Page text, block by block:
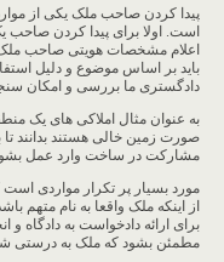
پیدا کردن صاحب ملک یکی از
است. اولا برای پیدا کردن صاحب
اعلام مشخصات هویتی صاحب
باید بر اساس موضوع و دلیل
دادگستری ما بررسی و امکان
به عنوان مثال املاکی های یک
صورت زمین خالی هستند بدانند تا
مشارکت در ساخت وارد عمل
مورد بسیار پر تکرار مواردی
از اینکه ملک واقعا به نام متهم
برای ارائه دادخواست به دادگاه و
مطمئن بشود که ملک به درستی